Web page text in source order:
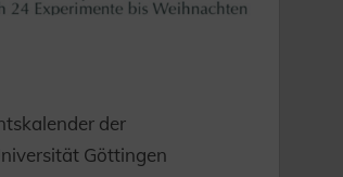
der
Göttingen